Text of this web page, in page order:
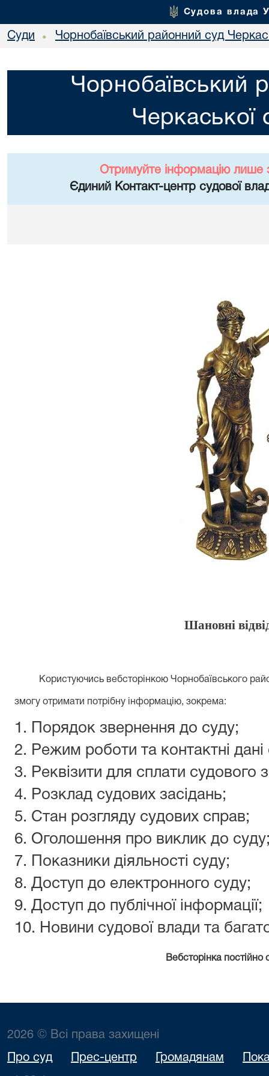
Судова влада
Суди • Чорнобаївський районний суд
Чорнобаївський
Черкаської
Отримуйте інформацію лише
Єдиний Контакт-центр судової
Шановні
Користуючись вебсторінкою Чорнобаївського
змогу отримати потрібну інформацію, зокрема:
1. Порядок звернення до суду;
2. Режим роботи та контактні дані
3. Реквізити для сплати судового
4. Розклад судових засідань;
5. Стан розгляду судових справ;
6. Оголошення про виклик до
7. Показники діяльності суду;
8. Доступ до електронного суду;
9. Доступ до публічної інформації;
10. Новини судової влади та
Вебсторінка постійно
2026 © Всі права захищені
Про суд Прес-центр Громадянам